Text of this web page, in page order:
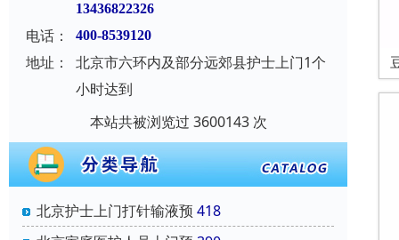
13436822326
电话： 400-8539120
地址：
北京市六环内及部分远郊县护士上门1个
小时达到
本站共被浏览过 3600143 次
北京护士上门打针输液预 418